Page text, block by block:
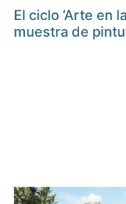
El ciclo ‘Arte en
muestra de